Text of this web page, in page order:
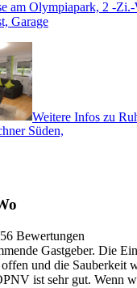
am Olympiapark, 2 -
Garage
Weitere Infos zu
Süden,
56 Bewertungen
Gastgeber. Die
und die Sauberkeit
ist sehr gut. Wenn